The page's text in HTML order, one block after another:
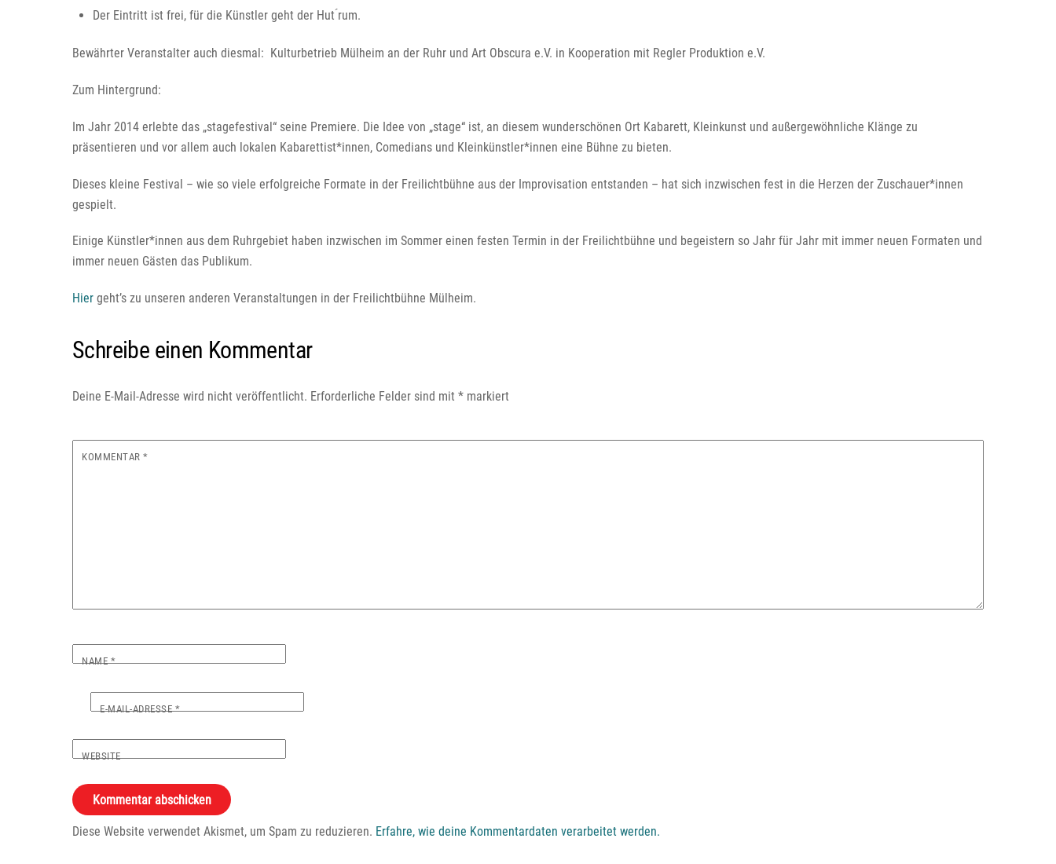
Der Eintritt ist frei, für die Künstler geht der Hut ́rum.
Bewährter Veranstalter auch diesmal: Kulturbetrieb Mülheim an der Ruhr und Art Obscura e.V. in Kooperation mit Regler Produktion e.V.
Zum Hintergrund:
Im Jahr 2014 erlebte das „stagefestival“ seine Premiere. Die Idee von „stage“ ist, an diesem wunderschönen Ort Kabarett, Kleinkunst und außergewöhnliche Klänge zu
präsentieren und vor allem auch lokalen Kabarettist*innen, Comedians und Kleinkünstler*innen eine Bühne zu bieten.
Dieses kleine Festival – wie so viele erfolgreiche Formate in der Freilichtbühne aus der Improvisation entstanden – hat sich inzwischen fest in die Herzen der Zuschauer*innen
gespielt.
Einige Künstler*innen aus dem Ruhrgebiet haben inzwischen im Sommer einen festen Termin in der Freilichtbühne und begeistern so Jahr für Jahr mit immer neuen Formaten und
immer neuen Gästen das Publikum.
Hier geht’s zu unseren anderen Veranstaltungen in der Freilichtbühne Mülheim.
Schreibe einen Kommentar
Deine E-Mail-Adresse wird nicht veröffentlicht. Erforderliche Felder sind mit * markiert
KOMMENTAR*
NAME*
E-MAIL-ADRESSE*
WEBSITE
Diese Website verwendet Akismet, um Spam zu reduzieren. Erfahre, wie deine Kommentardaten verarbeitet werden.